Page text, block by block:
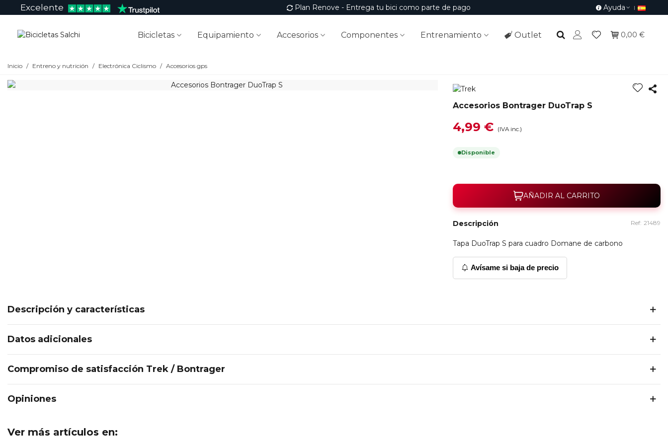
Excelente Plan Renove - Entrega tu bici como parte de pago Ayuda
Bicicletas Equipamiento Accesorios Componentes Entrenamiento Outlet 0,00 €
Inicio / Entreno y nutrición / Electrónica Ciclismo / Accesorios gps
Accesorios Bontrager DuoTrap S
4,99 € (IVA inc.)
Disponible
AÑADIR AL CARRITO
Descripción Ref: 21489
Tapa DuoTrap S para cuadro Domane de carbono
Avísame si baja de precio
Descripción y características
Datos adicionales
Compromiso de satisfacción Trek / Bontrager
Opiniones
Ver más artículos en: